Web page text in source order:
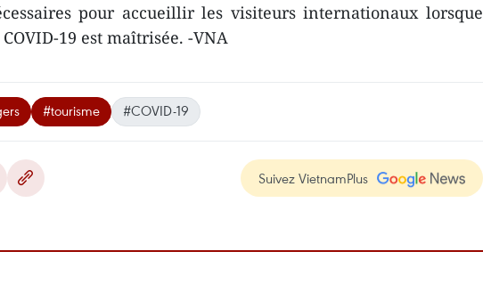
pour accueillir les visiteurs internationaux lorsque
19 est maîtrisée. -VNA
#tourisme #COVID-19
Suivez VietnamPlus